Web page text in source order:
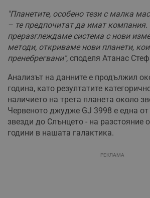
"Планетите, особено тези с малка
– те предпочитат да имат компания.
преразглеждаме система с нови
методи, откриваме нови планети,
пренебрегвани", споделя Атанас
Анализът на данните е продължил
година, като резултатите
наличието на трета планета около
Червеното джудже GJ 3998 е една от
звезди до Слънцето - на разстояние
години в нашата галактика.
РЕКЛАМА